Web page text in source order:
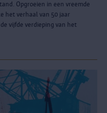
Opgroeien in een vreemde
het verhaal van 50 jaar
vijfde verdieping van het